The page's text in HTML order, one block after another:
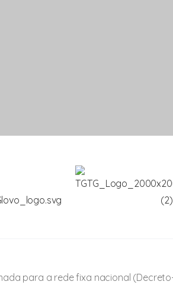
para a rede fixa nacional (Decreto-